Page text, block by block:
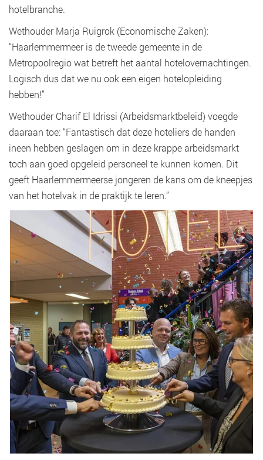
hotelbranche.
Wethouder Marja Ruigrok (Economische Zaken):
“Haarlemmermeer is de tweede gemeente in de
Metropoolregio wat betreft het aantal hotelovernachtingen.
Logisch dus dat we nu ook een eigen hotelopleiding
hebben!”
Wethouder Charif El Idrissi (Arbeidsmarktbeleid) voegde
daaraan toe: “Fantastisch dat deze hoteliers de handen
ineen hebben geslagen om in deze krappe arbeidsmarkt
toch aan goed opgeleid personeel te kunnen komen. Dit
geeft Haarlemmermeerse jongeren de kans om de kneepjes
van het hotelvak in de praktijk te leren.”